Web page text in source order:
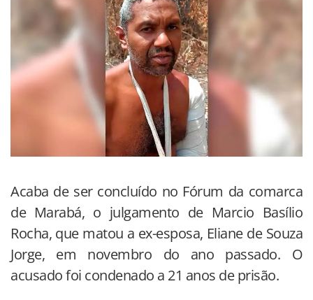
Acaba de ser concluído no Fórum da comarca
de Marabá, o julgamento de Marcio Basílio
Rocha, que matou a ex-esposa, Eliane de Souza
Jorge, em novembro do ano passado. O
acusado foi condenado a 21 anos de prisão.